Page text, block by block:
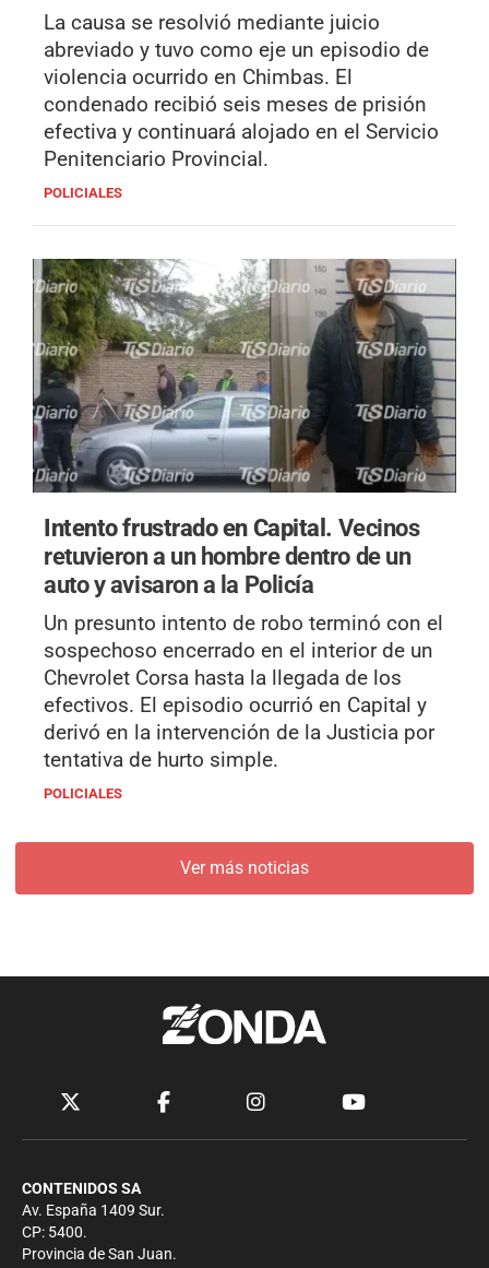
La causa se resolvió mediante juicio
abreviado y tuvo como eje un episodio de
violencia ocurrido en Chimbas. El
condenado recibió seis meses de prisión
efectiva y continuará alojado en el Servicio
Penitenciario Provincial.
POLICIALES
Intento frustrado en Capital. Vecinos
retuvieron a un hombre dentro de un
auto y avisaron a la Policía
Un presunto intento de robo terminó con el
sospechoso encerrado en el interior de un
Chevrolet Corsa hasta la llegada de los
efectivos. El episodio ocurrió en Capital y
derivó en la intervención de la Justicia por
tentativa de hurto simple.
POLICIALES
Ver más noticias
CONTENIDOS SA
Av. España 1409 Sur.
CP: 5400.
Provincia de San Juan.